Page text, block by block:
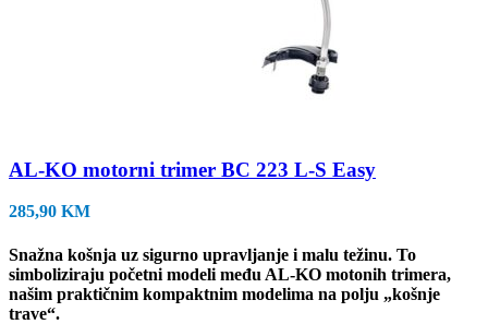
AL-KO motorni trimer BC 223 L-S Easy
285,90 KM
Snažna košnja uz sigurno upravljanje i malu težinu. To
simboliziraju početni modeli među AL-KO motonih trimera,
našim praktičnim kompaktnim modelima na polju „košnje
trave“.